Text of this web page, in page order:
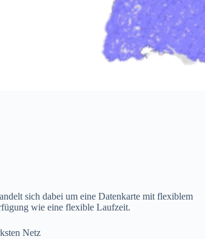
sich dabei um eine Datenkarte mit flexiblem
wie eine flexible Laufzeit.